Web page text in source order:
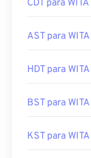
CDT para WITA
AST para WITA
HDT para WITA
BST para WITA
KST para WITA